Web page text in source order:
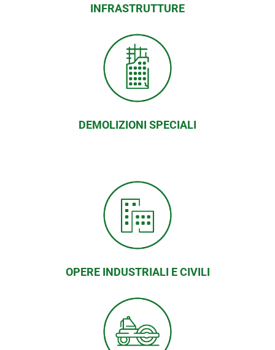
INFRASTRUTTURE
DEMOLIZIONI SPECIALI
OPERE INDUSTRIALI E CIVILI